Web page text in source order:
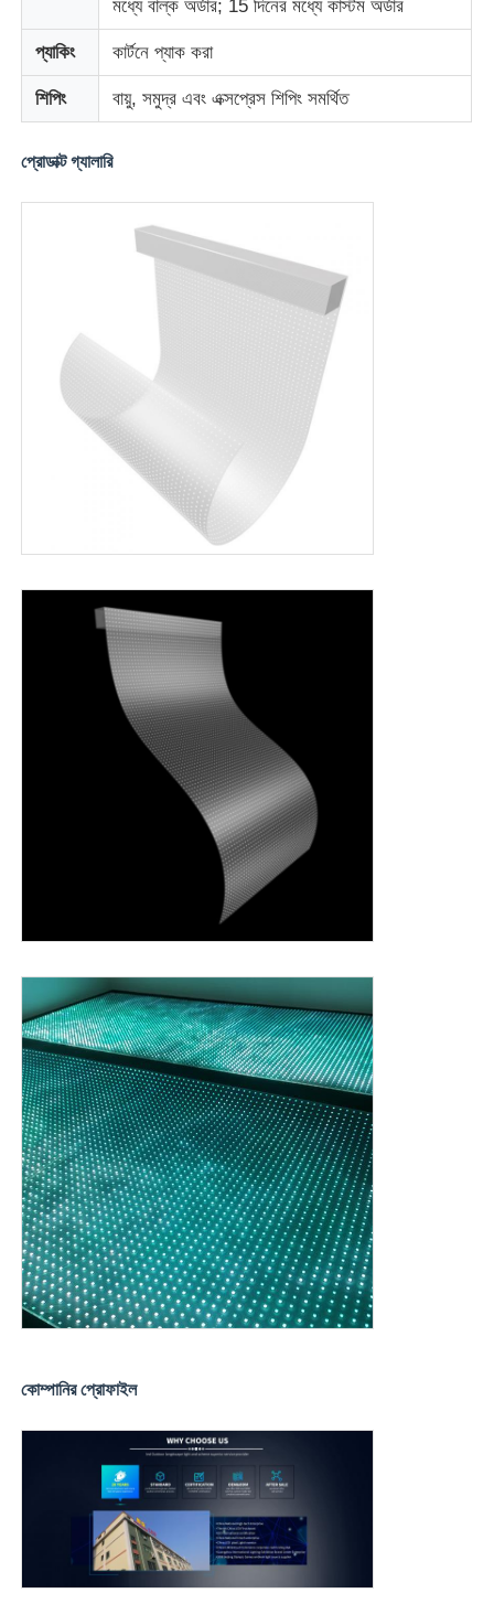
মধ্যে বাল্ক অর্ডার; 15 দিনের মধ্যে কাস্টম অর্ডার
প্যাকিং কার্টনে প্যাক করা
শিপিং বায়ু, সমুদ্র এবং এক্সপ্রেস শিপিং সমর্থিত
প্রোডাক্ট গ্যালারি
কোম্পানির প্রোফাইল